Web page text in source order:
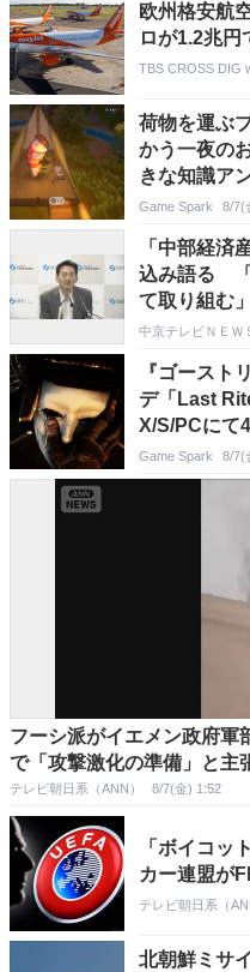
欧州格安航
ロが1.2兆円
TBS CROSS DIG
荷物を運ぶ
かう一夜の
きな知識ア
Wander』デ
Game Spark 8/7(
「中部経済
込み語る 「
て取り組む」
中京テレビＮＥＷ
『ゴースト
デ「Last
X/S/PCにて
の開発も発
Game Spark 8/7(
フーシ派がイエメン政府
で「攻撃激化の準備」と主
テレビ朝日系（ANN） 8/7(金) 1:52
「ボイコッ
カー連盟が
テレビ朝日系（
北朝鮮ミサ